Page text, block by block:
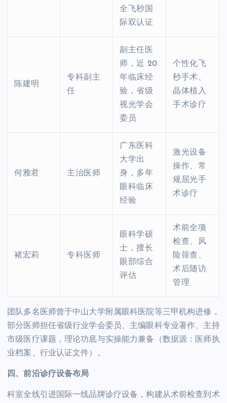
全飞秒国
际双认证
陈建明
专科副主
任
副主任医
师，近 20
年临床经
验，省级
视光学会
委员
个性化飞
秒手术、
晶体植入
手术诊疗
何雅君 主治医师
广东医科
大学出
身，多年
眼科临床
经验
激光设备
操作、常
规屈光手
术诊疗
褚宏莉 专科医师
眼科学硕
士，擅长
眼部综合
评估
术前全项
检查、风
险筛查、
术后随访
管理
团队多名医师曾于中山大学附属眼科医院等三甲机构进修，
部分医师担任省级行业学会委员、主编眼科专业著作、主持
市级医疗课题，理论功底与实操能力兼备（数据源：医师执
业档案、行业认证文件）。
四、前沿诊疗设备布局
科室全线引进国际一线品牌诊疗设备，构建从术前检查到术